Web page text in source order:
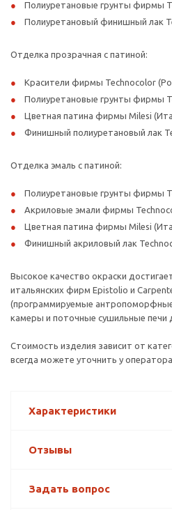
Полиуретановые грунты фирмы
Полиуретановый финишный лак
Отделка прозрачная с патиной:
Красители фирмы Technocolor
Полиуретановые грунты фирмы
Цветная патина фирмы Milesi
Финишный полиуретановый лак
Отделка эмаль с патиной:
Полиуретановые грунты фирмы
Акриловые эмали фирмы
Цветная патина фирмы Milesi
Финишный акриловый лак
Высокое качество окраски
итальянских фирм Epistolio и
(программируемые
камеры и поточные сушильные печи
Стоимость изделия зависит от
всегда можете уточнить у
Характеристики
Отзывы
Задать вопрос